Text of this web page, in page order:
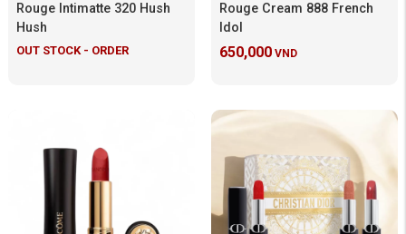
Rouge Intimatte 320 Hush
Hush
OUT STOCK - ORDER
Rouge Cream 888 French
Idol
650,000 VND